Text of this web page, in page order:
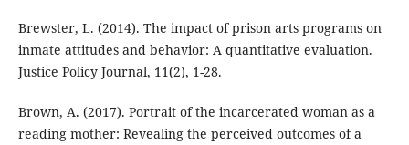
Brewster, L. (2014). The impact of prison arts programs on
inmate attitudes and behavior: A quantitative evaluation.
Justice Policy Journal, 11(2), 1-28.
Brown, A. (2017). Portrait of the incarcerated woman as a
reading mother: Revealing the perceived outcomes of a